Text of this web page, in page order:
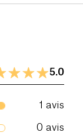
5.0
1 avis
0 avis